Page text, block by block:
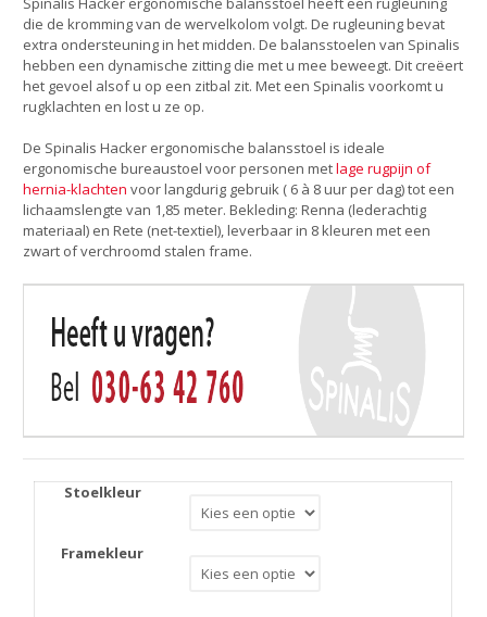
die de kromming van de wervelkolom volgt. De rugleuning bevat
extra ondersteuning in het midden. De balansstoelen van Spinalis
hebben een dynamische zitting die met u mee beweegt. Dit creëert
het gevoel alsof u op een zitbal zit. Met een Spinalis voorkomt u
rugklachten en lost u ze op.
De Spinalis Hacker ergonomische balansstoel is ideale
ergonomische bureaustoel voor personen metlage rugpijn of
hernia-klachten voor langdurig gebruik ( 6 à 8 uur per dag) tot een
lichaamslengte van 1,85 meter. Bekleding: Renna (lederachtig
materiaal) en Rete (net-textiel), leverbaar in 8 kleuren met een
zwart of verchroomd stalen frame.
Stoelkleur
Framekleur